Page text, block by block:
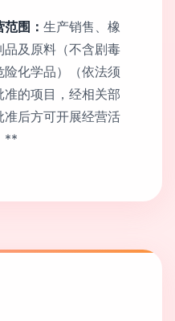
围： 生产销售、橡
品及原料（不含剧毒
险化学品）（依法须
准的项目，经相关部
准后方可开展经营活
**